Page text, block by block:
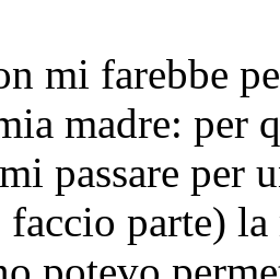
mi farebbe
madre: per
passare per
faccio parte)